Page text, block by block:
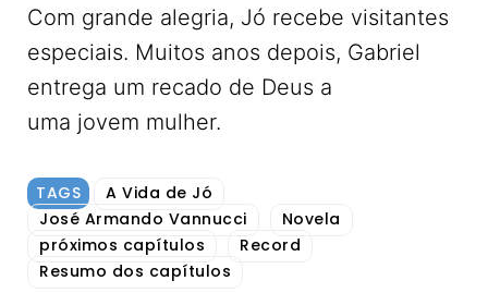
Com grande alegria, Jó recebe visitantes
especiais. Muitos anos depois, Gabriel
entrega um recado de Deus a
uma jovem mulher.
TAGS
A Vida de Jó
José Armando Vannucci
Novela
próximos capítulos
Record
Resumo dos capítulos